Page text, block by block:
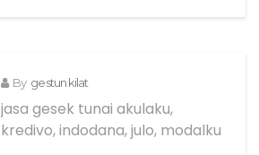
By gestun kilat
jasa gesek tunai akulaku,
kredivo, indodana, julo, modalku